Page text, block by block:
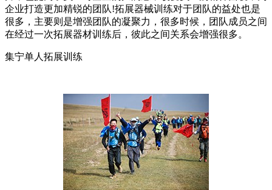
企业打造更加精锐的团队!拓展器械训练对于团队的益处也是
很多，主要则是增强团队的凝聚力，很多时候，团队成员之间
在经过一次拓展器材训练后，彼此之间关系会增强很多。
集宁单人拓展训练